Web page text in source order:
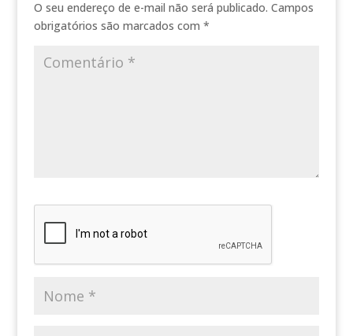
O seu endereço de e-mail não será publicado. Campos
obrigatórios são marcados com *